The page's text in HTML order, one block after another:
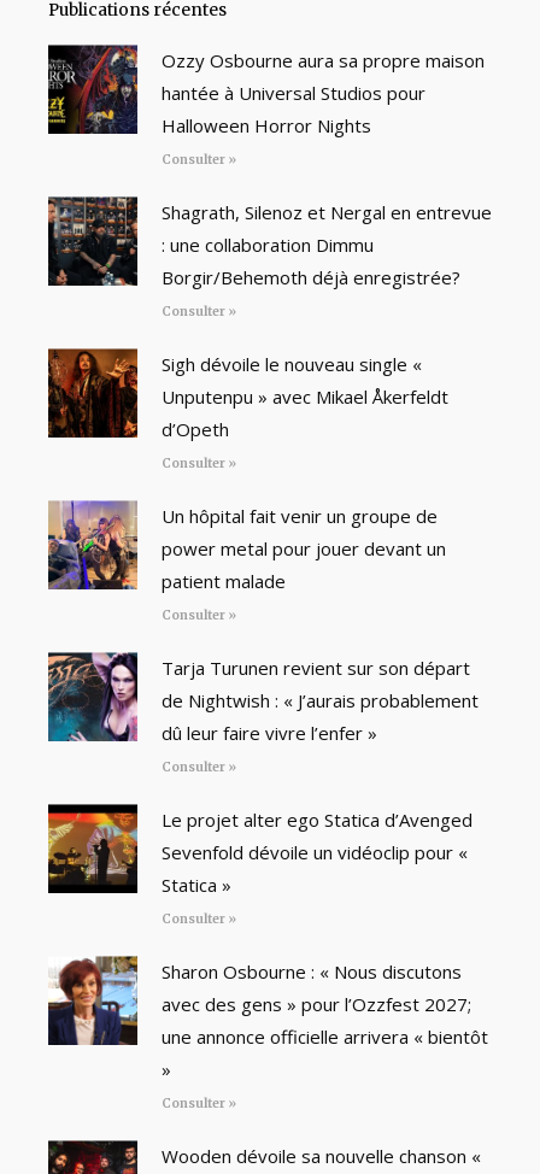
Publications récentes
Ozzy Osbourne aura sa propre maison
hantée à Universal Studios pour
Halloween Horror Nights
Consulter »
Shagrath, Silenoz et Nergal en entrevue
: une collaboration Dimmu
Borgir/Behemoth déjà enregistrée?
Consulter »
Sigh dévoile le nouveau single «
Unputenpu » avec Mikael Åkerfeldt
d’Opeth
Consulter »
Un hôpital fait venir un groupe de
power metal pour jouer devant un
patient malade
Consulter »
Tarja Turunen revient sur son départ
de Nightwish : « J’aurais probablement
dû leur faire vivre l’enfer »
Consulter »
Le projet alter ego Statica d’Avenged
Sevenfold dévoile un vidéoclip pour «
Statica »
Consulter »
Sharon Osbourne : « Nous discutons
avec des gens » pour l’Ozzfest 2027;
une annonce officielle arrivera « bientôt
»
Consulter »
Wooden dévoile sa nouvelle chanson «